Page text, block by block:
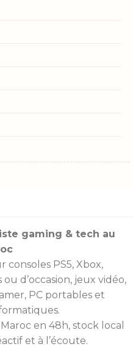
gaming & tech au
consoles PS5, Xbox,
ou d’occasion, jeux vidéo,
PC portables et
en 48h, stock local
et à l’écoute.